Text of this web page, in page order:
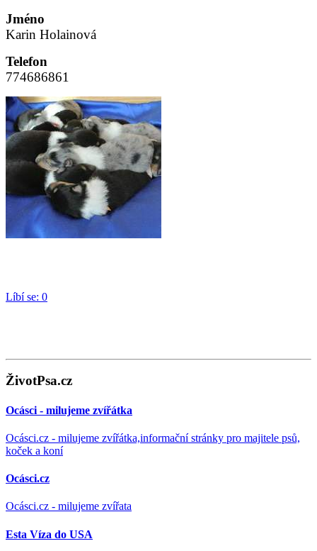
Jméno
Karin Holainová
Telefon
774686861
Líbí se: 0
ŽivotPsa.cz
Ocásci - milujeme zvířátka
Ocásci.cz - milujeme zvířátka,informační stránky pro majitele psů,
koček a koní
Ocásci.cz
Ocásci.cz - milujeme zvířata
Esta Víza do USA